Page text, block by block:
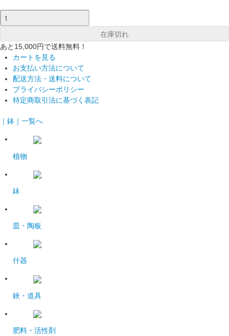
あと15,000円で送料無料！
カートを見る
お支払い方法について
配送方法・送料について
プライバシーポリシー
特定商取引法に基づく表記
｜鉢｜一覧へ
植物
鉢
皿・陶板
什器
鋏・道具
肥料・活性剤